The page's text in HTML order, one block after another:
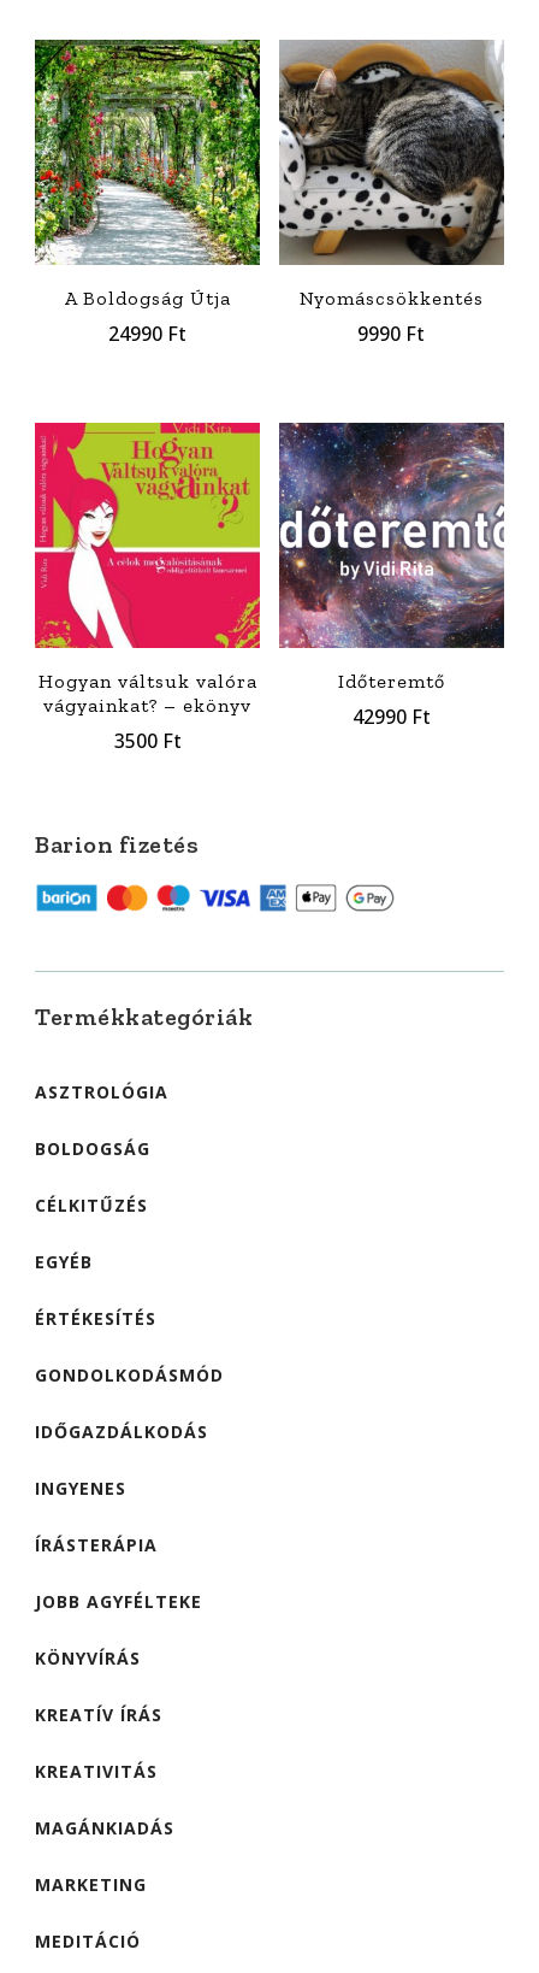
A Boldogság Útja
24990 Ft
Nyomáscsökkentés
9990 Ft
Hogyan váltsuk valóra
vágyainkat? – ekönyv
3500 Ft
Időteremtő
42990 Ft
Barion fizetés
Termékkategóriák
ASZTROLÓGIA
BOLDOGSÁG
CÉLKITŰZÉS
EGYÉB
ÉRTÉKESÍTÉS
GONDOLKODÁSMÓD
IDŐGAZDÁLKODÁS
INGYENES
ÍRÁSTERÁPIA
JOBB AGYFÉLTEKE
KÖNYVÍRÁS
KREATÍV ÍRÁS
KREATIVITÁS
MAGÁNKIADÁS
MARKETING
MEDITÁCIÓ